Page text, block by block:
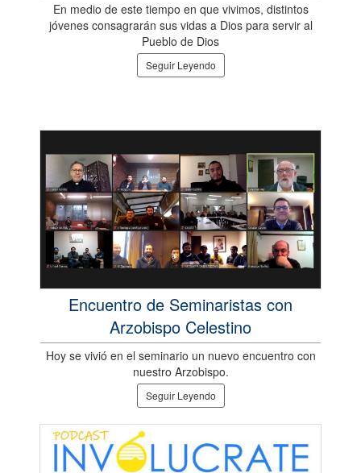
En medio de este tiempo en que vivimos, distintos
jóvenes consagrarán sus vidas a Dios para servir al
Pueblo de Dios
Seguir Leyendo
Encuentro de Seminaristas con
Arzobispo Celestino
Hoy se vivió en el seminario un nuevo encuentro con
nuestro Arzobispo.
Seguir Leyendo